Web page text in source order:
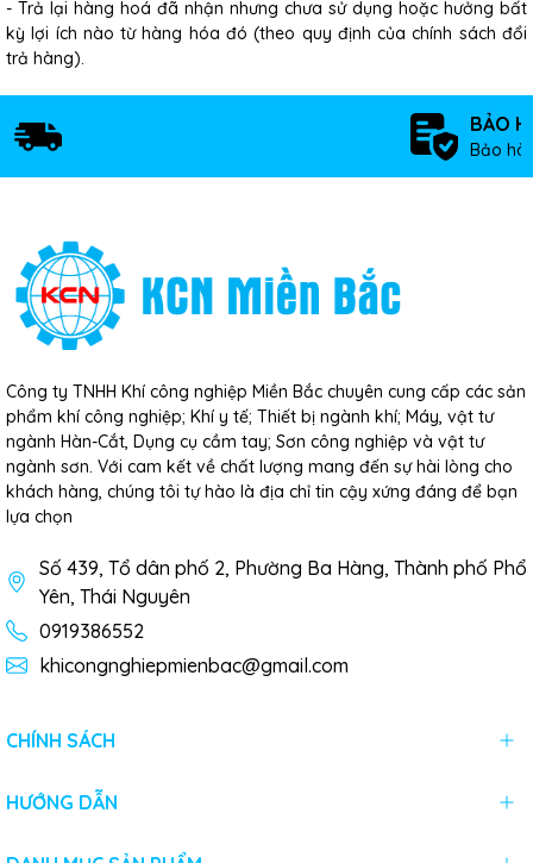
- Trả lại hàng hoá đã nhận nhưng chưa sử dụng hoặc hưởng bất
kỳ lợi ích nào từ hàng hóa đó (theo quy định của chính sách đổi
trả hàng).
BẢO
Bảo
Công ty TNHH Khí công nghiệp Miền Bắc chuyên cung cấp các sản
phẩm khí công nghiệp; Khí y tế; Thiết bị ngành khí; Máy, vật tư
ngành Hàn-Cắt, Dụng cụ cầm tay; Sơn công nghiệp và vật tư
ngành sơn. Với cam kết về chất lượng mang đến sự hài lòng cho
khách hàng, chúng tôi tự hào là địa chỉ tin cậy xứng đáng để bạn
lựa chọn
Số 439, Tổ dân phố 2, Phường Ba Hàng, Thành phố Phổ
Yên, Thái Nguyên
0919386552
khicongnghiepmienbac@gmail.com
CHÍNH SÁCH
HƯỚNG DẪN